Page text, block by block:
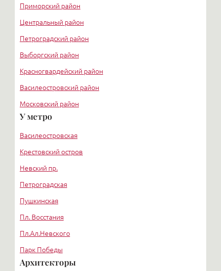
Приморский район
Центральный район
Петроградский район
Выборгский район
Красногвардейский район
Василеостровский район
Московский район
Курортный район
У метро
Василеостровская
Крестовский остров
Невский пр.
Петроградская
Пушкинская
Пл. Восстания
Пл.Ал.Невского
Парк Победы
Пионерская
Архитекторы